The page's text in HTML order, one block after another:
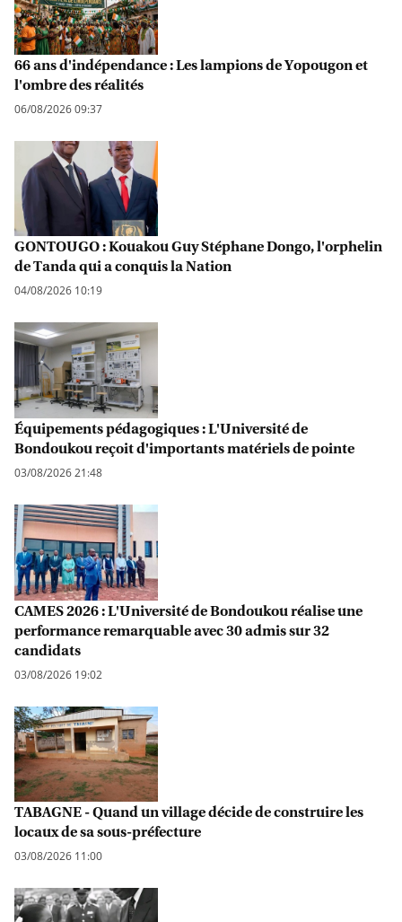
66 ans d'indépendance : Les lampions de Yopougon et
l'ombre des réalités
06/08/2026 09:37
GONTOUGO : Kouakou Guy Stéphane Dongo, l'orphelin
de Tanda qui a conquis la Nation
04/08/2026 10:19
Équipements pédagogiques : L'Université de
Bondoukou reçoit d'importants matériels de pointe
03/08/2026 21:48
CAMES 2026 : L'Université de Bondoukou réalise une
performance remarquable avec 30 admis sur 32
candidats
03/08/2026 19:02
TABAGNE - Quand un village décide de construire les
locaux de sa sous-préfecture
03/08/2026 11:00